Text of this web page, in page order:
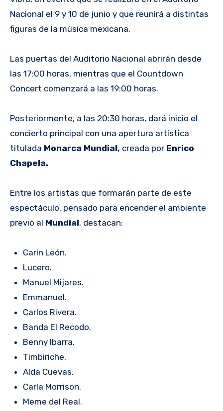
Nacional el 9 y 10 de junio y que reunirá a distintas
figuras de la música mexicana.
Las puertas del Auditorio Nacional abrirán desde
las 17:00 horas, mientras que el Countdown
Concert comenzará a las 19:00 horas.
Posteriormente, a las 20:30 horas, dará inicio el
concierto principal con una apertura artística
titulada Monarca Mundial, creada por Enrico
Chapela.
Entre los artistas que formarán parte de este
espectáculo, pensado para encender el ambiente
previo al Mundial, destacan:
Carín León.
Lucero.
Manuel Mijares.
Emmanuel.
Carlos Rivera.
Banda El Recodo.
Benny Ibarra.
Timbiriche.
Aída Cuevas.
Carla Morrison.
Meme del Real.